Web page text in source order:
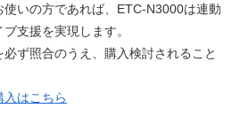
いの方であれば、ETC-N3000は連動
支援を実現します。
ず照合のうえ、購入検討されること
はこちら